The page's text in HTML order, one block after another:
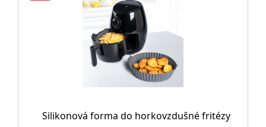
Silikonová forma do horkovzdušné fritézy